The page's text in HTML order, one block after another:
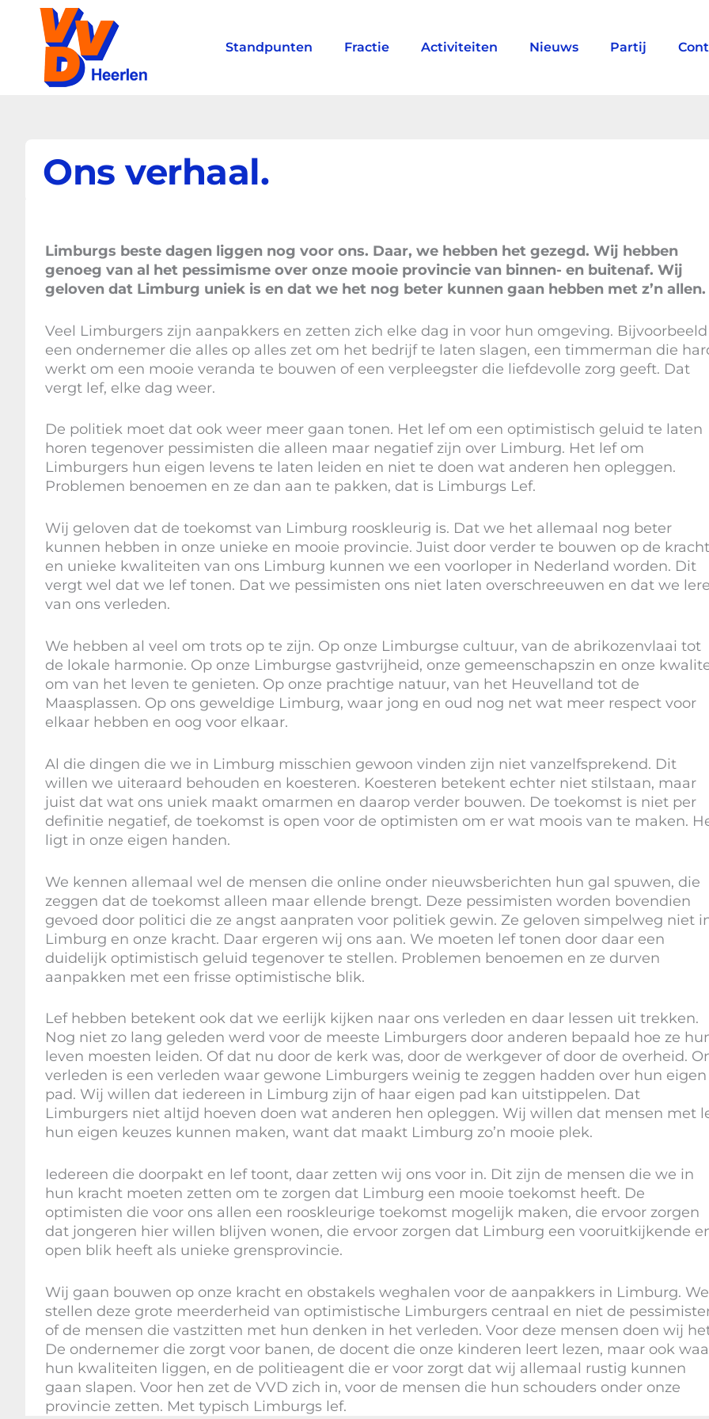
Standpunten Fractie Activiteiten Nieuws Partij
Ons verhaal.
Limburgs beste dagen liggen nog voor ons. Daar, we hebben het gezegd. Wij hebben
genoeg van al het pessimisme over onze mooie provincie van binnen- en buitenaf. Wij
geloven dat Limburg uniek is en dat we het nog beter kunnen gaan hebben met z’n allen.
Veel Limburgers zijn aanpakkers en zetten zich elke dag in voor hun omgeving. Bijvoorbeeld
een ondernemer die alles op alles zet om het bedrijf te laten slagen, een timmerman die
werkt om een mooie veranda te bouwen of een verpleegster die liefdevolle zorg geeft. Dat
vergt lef, elke dag weer.
De politiek moet dat ook weer meer gaan tonen. Het lef om een optimistisch geluid te laten
horen tegenover pessimisten die alleen maar negatief zijn over Limburg. Het lef om
Limburgers hun eigen levens te laten leiden en niet te doen wat anderen hen opleggen.
Problemen benoemen en ze dan aan te pakken, dat is Limburgs Lef.
Wij geloven dat de toekomst van Limburg rooskleurig is. Dat we het allemaal nog beter
kunnen hebben in onze unieke en mooie provincie. Juist door verder te bouwen op de kracht
en unieke kwaliteiten van ons Limburg kunnen we een voorloper in Nederland worden. Dit
vergt wel dat we lef tonen. Dat we pessimisten ons niet laten overschreeuwen en dat we
van ons verleden.
We hebben al veel om trots op te zijn. Op onze Limburgse cultuur, van de abrikozenvlaai tot
de lokale harmonie. Op onze Limburgse gastvrijheid, onze gemeenschapszin en onze
om van het leven te genieten. Op onze prachtige natuur, van het Heuvelland tot de
Maasplassen. Op ons geweldige Limburg, waar jong en oud nog net wat meer respect voor
elkaar hebben en oog voor elkaar.
Al die dingen die we in Limburg misschien gewoon vinden zijn niet vanzelfsprekend. Dit
willen we uiteraard behouden en koesteren. Koesteren betekent echter niet stilstaan, maar
juist dat wat ons uniek maakt omarmen en daarop verder bouwen. De toekomst is niet per
definitie negatief, de toekomst is open voor de optimisten om er wat moois van te maken.
ligt in onze eigen handen.
We kennen allemaal wel de mensen die online onder nieuwsberichten hun gal spuwen, die
zeggen dat de toekomst alleen maar ellende brengt. Deze pessimisten worden bovendien
gevoed door politici die ze angst aanpraten voor politiek gewin. Ze geloven simpelweg niet
Limburg en onze kracht. Daar ergeren wij ons aan. We moeten lef tonen door daar een
duidelijk optimistisch geluid tegenover te stellen. Problemen benoemen en ze durven
aanpakken met een frisse optimistische blik.
Lef hebben betekent ook dat we eerlijk kijken naar ons verleden en daar lessen uit trekken.
Nog niet zo lang geleden werd voor de meeste Limburgers door anderen bepaald hoe ze
leven moesten leiden. Of dat nu door de kerk was, door de werkgever of door de overheid.
verleden is een verleden waar gewone Limburgers weinig te zeggen hadden over hun eigen
pad. Wij willen dat iedereen in Limburg zijn of haar eigen pad kan uitstippelen. Dat
Limburgers niet altijd hoeven doen wat anderen hen opleggen. Wij willen dat mensen met
hun eigen keuzes kunnen maken, want dat maakt Limburg zo’n mooie plek.
Iedereen die doorpakt en lef toont, daar zetten wij ons voor in. Dit zijn de mensen die we in
hun kracht moeten zetten om te zorgen dat Limburg een mooie toekomst heeft. De
optimisten die voor ons allen een rooskleurige toekomst mogelijk maken, die ervoor zorgen
dat jongeren hier willen blijven wonen, die ervoor zorgen dat Limburg een vooruitkijkende
open blik heeft als unieke grensprovincie.
Wij gaan bouwen op onze kracht en obstakels weghalen voor de aanpakkers in Limburg. We
stellen deze grote meerderheid van optimistische Limburgers centraal en niet de
of de mensen die vastzitten met hun denken in het verleden. Voor deze mensen doen wij
De ondernemer die zorgt voor banen, de docent die onze kinderen leert lezen, maar ook
hun kwaliteiten liggen, en de politieagent die er voor zorgt dat wij allemaal rustig kunnen
gaan slapen. Voor hen zet de VVD zich in, voor de mensen die hun schouders onder onze
provincie zetten. Met typisch Limburgs lef.